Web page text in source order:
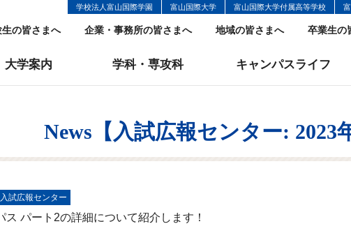
学校法人富山国際学園 富山国際大学 富山国際大学付属高等学校
生の皆さまへ 企業・事務所の皆さまへ 地域の皆さまへ 卒業生の
大学案内 学科・専攻科 キャンパスライフ
News【入試広報センター: 2023
入試広報センター
ス パート2の詳細について紹介します！